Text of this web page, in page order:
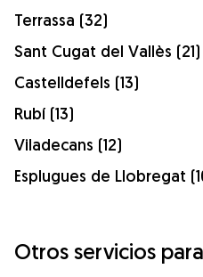
Terrassa (32)
Sant Cugat del Vallès (21)
Castelldefels (13)
Rubí (13)
Viladecans (12)
Esplugues de Llobregat
Otros servicios